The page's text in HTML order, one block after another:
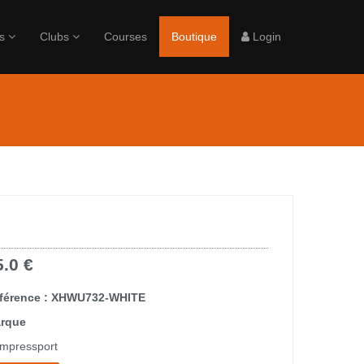
Clubs Courses Boutique Login
€
: XHWU732-WHITE